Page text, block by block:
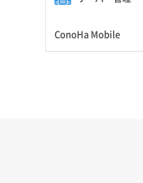
ConoHa Mobile